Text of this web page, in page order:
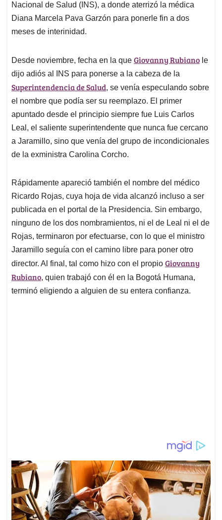
Nacional de Salud (INS), a donde aterrizó la médica
Diana Marcela Pava Garzón para ponerle fin a dos
meses de interinidad.
Desde noviembre, fecha en la que Giovanny Rubiano le
dijo adiós al INS para ponerse a la cabeza de la
Superintendencia de Salud, se venía especulando sobre
el nombre que podía ser su reemplazo. El primer
apuntado desde el principio siempre fue Luis Carlos
Leal, el saliente superintendente que nunca fue cercano
a Jaramillo, sino que venía del grupo de incondicionales
de la exministra Carolina Corcho.
Rápidamente apareció también el nombre del médico
Ricardo Rojas, cuya hoja de vida alcanzó incluso a ser
publicada en el portal de la Presidencia. Sin embargo,
ninguno de los dos nombramientos, ni el de Leal ni el de
Rojas, terminaron por efectuarse, con lo que el ministro
Jaramillo seguía con el camino libre para poner otro
director. Al final, tal como hizo con el propio Giovanny
Rubiano, quien trabajó con él en la Bogotá Humana,
terminó eligiendo a alguien de su entera confianza.